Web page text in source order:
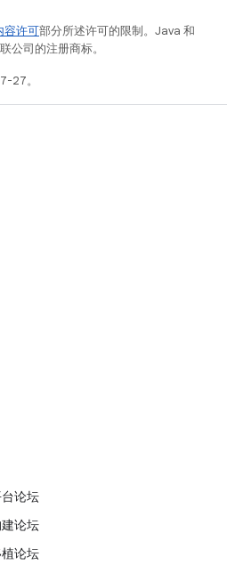
容许可部分所述许可的限制。Java 和
公司的注册商标。
27。
论坛
论坛
论坛